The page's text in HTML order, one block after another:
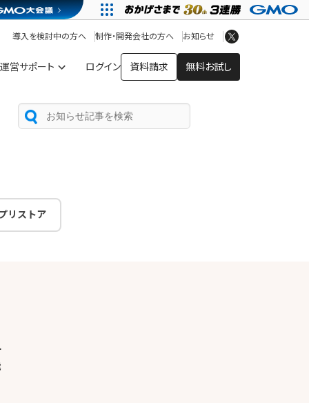
運営サポート ログイン 資料請求 無料お試し
導入を検討中の方へ 制作・開発会社の方へ お知らせ
アプリストア
ヘルプを見る
ヘルプセンター
リストア